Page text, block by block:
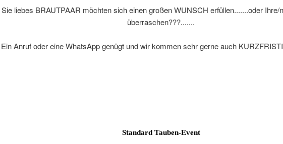
liebes BRAUTPAAR möchten sich einen großen WUNSCH erfüllen.......oder Ihre/
überraschen???.......
Ein Anruf oder eine WhatsApp genügt und wir kommen sehr gerne auch
Standard Tauben-Event